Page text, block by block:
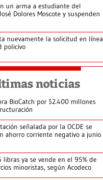
un arma a estudiante del
Dolores Moscote y suspenden
nuevamente la solicitud en línea
policivo
noticias
BioCatch por $2.400 millones
señalada por la OCDE se
ahorro corriente negativo a junio
libras ya se vende en el 95% de
minoristas, según Acodeco